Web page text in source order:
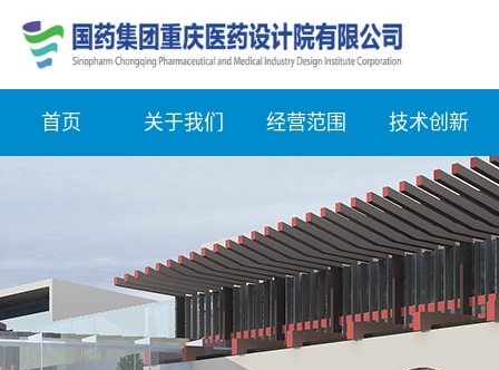
首页 关于我们 经营范围 技术创新